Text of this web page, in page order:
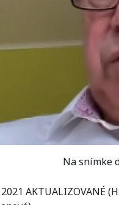
Na snímke
AKTUALIZOVANÉ